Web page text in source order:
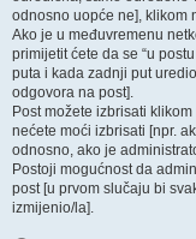
odnosno uopće ne], klikom
Ako je u međuvremenu
primijetit ćete da se “u
puta i kada zadnji put
odgovora na post].
Post možete izbrisati
nećete moći izbrisati [npr.
odnosno, ako je
Postoji mogućnost da
post [u prvom slučaju bi
izmijenio/la].